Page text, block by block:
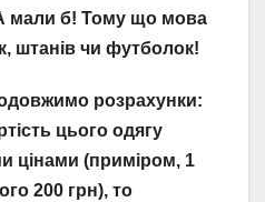
А мали б! Тому що мова
штанів чи футболок!
розрахунки:
цього одягу
цінами (приміром, 1
200 грн), то